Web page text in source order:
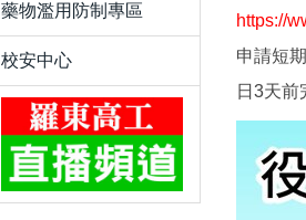
藥物濫用防制專區
校安中心
https://
申請短
日3天前